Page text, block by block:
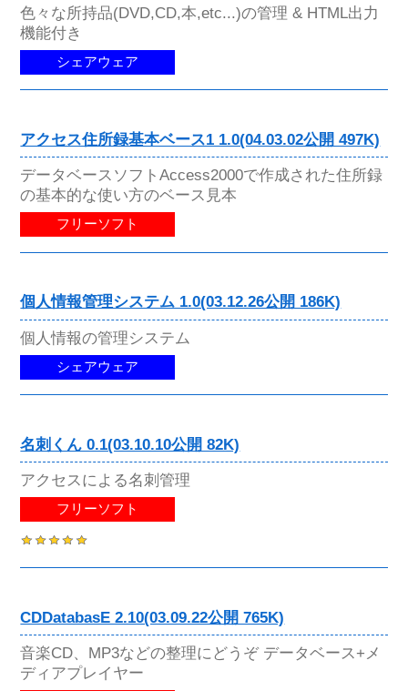
色々な所持品(DVD,CD,本,etc...)の管理 & HTML出力
機能付き
シェアウェア
アクセス住所録基本ベース1 1.0(04.03.02公開 497K)
データベースソフトAccess2000で作成された住所録
の基本的な使い方のベース見本
フリーソフト
個人情報管理システム 1.0(03.12.26公開 186K)
個人情報の管理システム
シェアウェア
名刺くん 0.1(03.10.10公開 82K)
アクセスによる名刺管理
フリーソフト
CDDatabasE 2.10(03.09.22公開 765K)
音楽CD、MP3などの整理にどうぞ データベース+メ
ディアプレイヤー